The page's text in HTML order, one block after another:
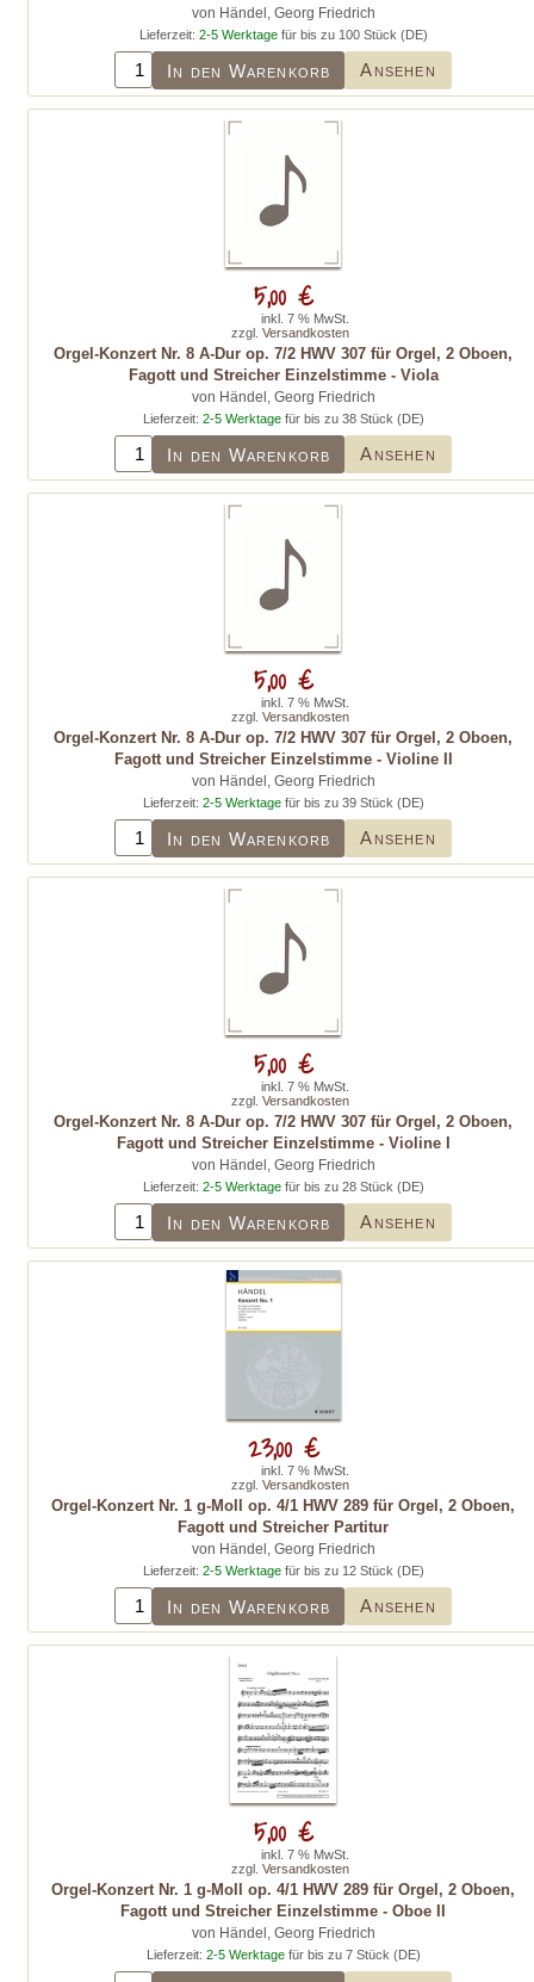
von Händel, Georg Friedrich
Lieferzeit: 2-5 Werktagefür bis zu 100 Stück (DE)
In den Warenkorb Ansehen
Orgel-Konzert Nr. 8 A-Dur op. 7/2 HWV 307 für Orgel, 2 Oboen,
Fagott und Streicher Einzelstimme - Viola
von Händel, Georg Friedrich
Lieferzeit: 2-5 Werktagefür bis zu 38 Stück (DE)
In den Warenkorb Ansehen
5,00 €
inkl. 7 % MwSt.
zzgl. Versandkosten
Orgel-Konzert Nr. 8 A-Dur op. 7/2 HWV 307 für Orgel, 2 Oboen,
Fagott und Streicher Einzelstimme - Violine II
von Händel, Georg Friedrich
Lieferzeit: 2-5 Werktagefür bis zu 39 Stück (DE)
In den Warenkorb Ansehen
5,00 €
inkl. 7 % MwSt.
zzgl. Versandkosten
Orgel-Konzert Nr. 8 A-Dur op. 7/2 HWV 307 für Orgel, 2 Oboen,
Fagott und Streicher Einzelstimme - Violine I
von Händel, Georg Friedrich
Lieferzeit: 2-5 Werktagefür bis zu 28 Stück (DE)
In den Warenkorb Ansehen
5,00 €
inkl. 7 % MwSt.
zzgl. Versandkosten
Orgel-Konzert Nr. 1 g-Moll op. 4/1 HWV 289 für Orgel, 2 Oboen,
Fagott und Streicher Partitur
von Händel, Georg Friedrich
Lieferzeit: 2-5 Werktagefür bis zu 12 Stück (DE)
In den Warenkorb Ansehen
23,00 €
inkl. 7 % MwSt.
zzgl. Versandkosten
Orgel-Konzert Nr. 1 g-Moll op. 4/1 HWV 289 für Orgel, 2 Oboen,
Fagott und Streicher Einzelstimme - Oboe II
von Händel, Georg Friedrich
Lieferzeit: 2-5 Werktagefür bis zu 7 Stück (DE)
5,00 €
inkl. 7 % MwSt.
zzgl. Versandkosten